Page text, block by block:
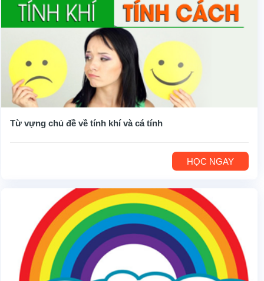
Từ vựng chủ đề về tính khí và cá tính
HỌC NGAY